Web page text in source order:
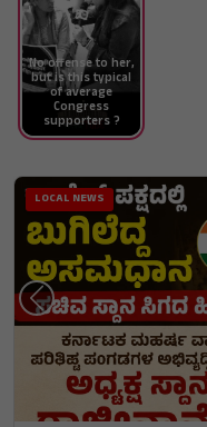
No offense to her,
but is this typical
of average
Congress
supporters ?
LOCAL NEWS